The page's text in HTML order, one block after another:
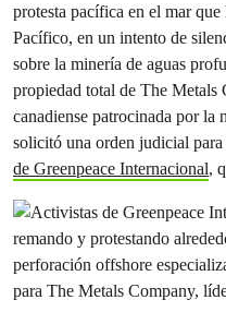
protesta pacífica en el mar
Pacífico, en un intento de
sobre la minería de aguas
propiedad total de The
canadiense patrocinada por
solicitó una orden judicial para
de Greenpeace Internacional,